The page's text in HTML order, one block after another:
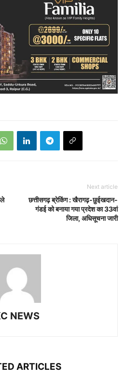
Next article
छत्तीसगढ़ ब्रेकिंग : खैरागढ़-छुईखदान-
गंडई को बनाया गया प्रदेश का 33वां
जिला, अधिसूचना जारी
NEWS
ARTICLES